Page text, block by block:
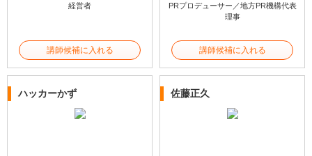
経営者
講師候補に入れる
PRプロデューサー／地方PR機構代表
理事
講師候補に入れる
ハッカーかず 佐藤正久